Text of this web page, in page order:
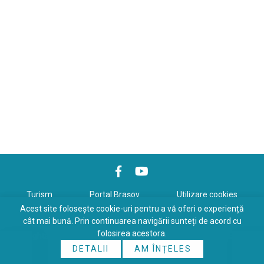
Turism Portal Braşov Utilizare cookies
Politică de confidenţialitate
Copyrights © 2026 All Rights Reserved. Powered by
Online
Acest site folosește cookie-uri pentru a vă oferi o experiență
cât mai bună. Prin continuarea navigării sunteți de acord cu
folosirea acestora.
DETALII
AM ÎNȚELES